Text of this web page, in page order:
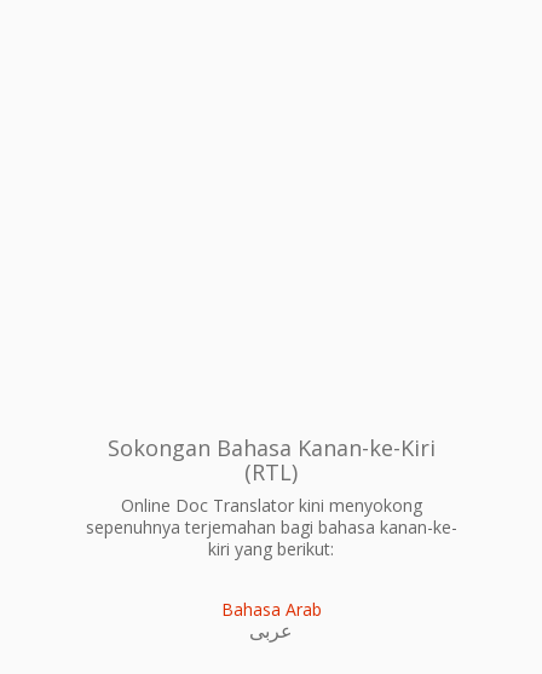
Sokongan Bahasa Kanan-ke-Kiri
(RTL)
Online Doc Translator kini menyokong
sepenuhnya terjemahan bagi bahasa kanan-ke-
kiri yang berikut:
Bahasa Arab
عربى